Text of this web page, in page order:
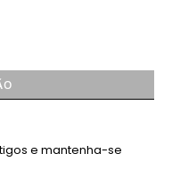
e mantenha-se